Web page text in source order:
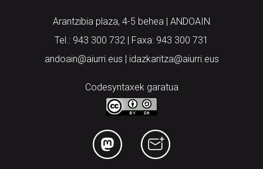
Arantzibia plaza, 4-5 behea | ANDOAIN
Tel.: 943 300 732 | Faxa: 943 300 731
andoain@aiurri.eus | idazkaritza@aiurri.eus
Codesyntaxek garatua